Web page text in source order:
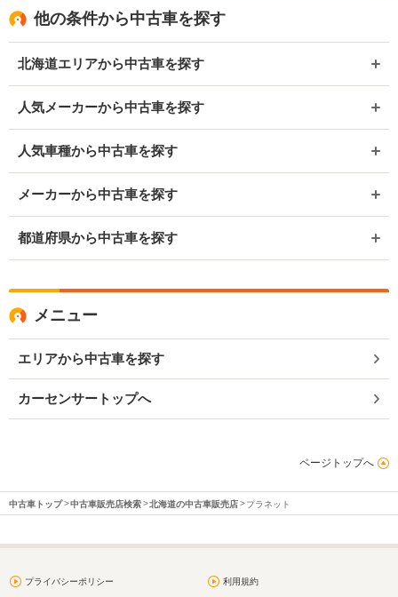
他の条件から中古車を探す
北海道エリアから中古車を探す
人気メーカーから中古車を探す
人気車種から中古車を探す
メーカーから中古車を探す
都道府県から中古車を探す
メニュー
エリアから中古車を探す
カーセンサートップへ
ページトップへ
中古車トップ 中古車販売店検索 北海道の中古車販売店 プラネット
プライバシーポリシー 利用規約